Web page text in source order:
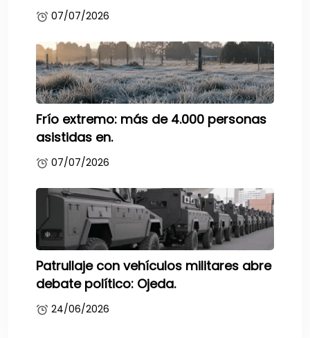
07/07/2026
Frío extremo: más de 4.000 personas
asistidas en.
07/07/2026
Patrullaje con vehículos militares abre
debate político: Ojeda.
24/06/2026